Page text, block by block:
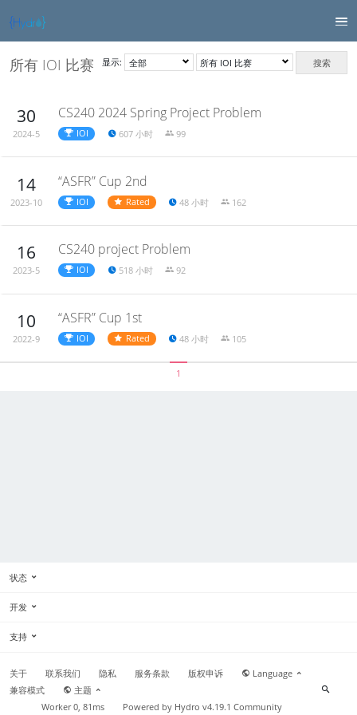
所有 IOI 比赛 显示: 搜索
30
2024-5
CS240 2024 Spring Project Problem
IOI 607 小时 99
14
2023-10
“ASFR” Cup 2nd
IOI Rated 48 小时 162
16
2023-5
CS240 project Problem
IOI 518 小时 92
10
2022-9
“ASFR” Cup 1st
IOI Rated 48 小时 105
1
状态
开发
支持
关于 联系我们 隐私 服务条款 版权申诉
Language
兼容模式
主题
Worker 0, 81ms
Powered by Hydro v4.19.1 Community